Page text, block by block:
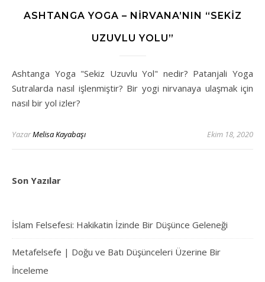
ASHTANGA YOGA – NIRVANA’NIN “SEKIZ
UZUVLU YOLU”
Ashtanga Yoga "Sekiz Uzuvlu Yol" nedir? Patanjali Yoga
Sutralarda nasıl işlenmiştir? Bir yogi nirvanaya ulaşmak için
nasıl bir yol izler?
YazarMelisa Kayabaşı Ekim 18, 2020
Son Yazılar
İslam Felsefesi: Hakikatin İzinde Bir Düşünce Geleneği
Metafelsefe | Doğu ve Batı Düşünceleri Üzerine Bir
İnceleme